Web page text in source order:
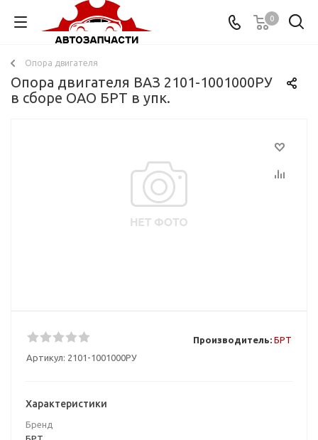
0
Опора двигателя
Опора двигателя ВАЗ 2101-1001000РУ
в сборе ОАО БРТ в упк.
Артикул: 2101-1001000РУ
Производитель: БРТ
Характеристики
Бренд